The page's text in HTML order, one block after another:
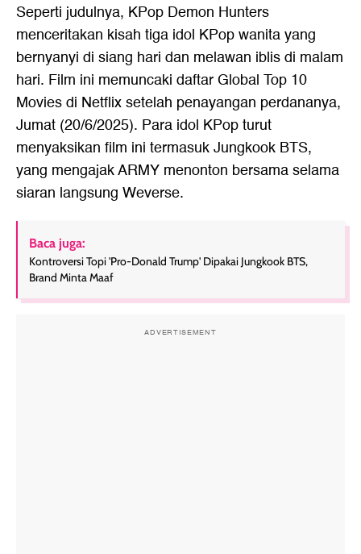
Seperti judulnya, KPop Demon Hunters
menceritakan kisah tiga idol KPop wanita yang
bernyanyi di siang hari dan melawan iblis di malam
hari. Film ini memuncaki daftar Global Top 10
Movies di Netflix setelah penayangan perdananya,
Jumat (20/6/2025). Para idol KPop turut
menyaksikan film ini termasuk Jungkook BTS,
yang mengajak ARMY menonton bersama selama
siaran langsung Weverse.
Baca juga:
Kontroversi Topi 'Pro-Donald Trump' Dipakai Jungkook BTS,
Brand Minta Maaf
ADVERTISEMENT